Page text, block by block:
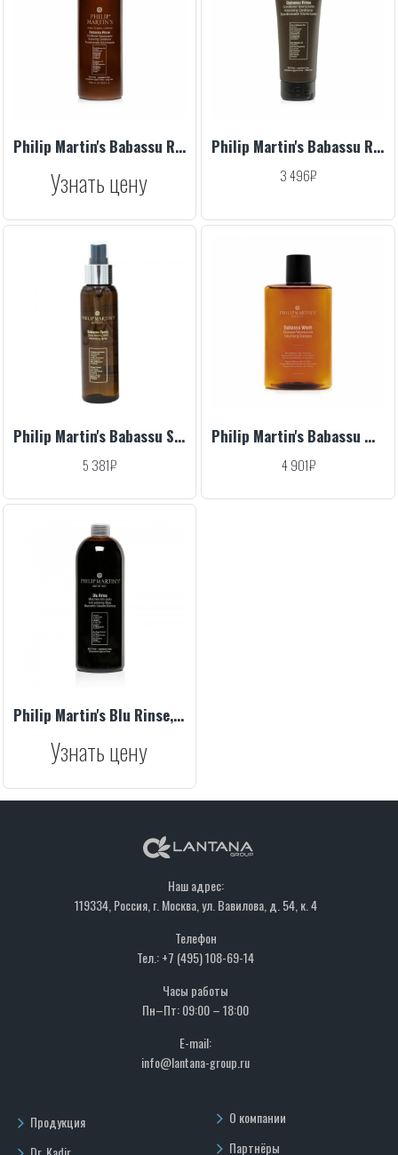
Philip Martin's Babassu Rinse, 1000 ml
Узнать цену
Philip Martin's Babassu Rinse, 200 ml
3 496₽
Philip Martin's Babassu Spray, 100 ml
5 381₽
Philip Martin's Babassu Wash, 320 ml
4 901₽
Philip Martin's Blu Rinse, 1000 ml
Узнать цену
Наш адрес:
119334, Россия, г. Москва, ул. Вавилова, д. 54, к. 4
Телефон
Тел.: +7 (495) 108-69-14
Часы работы
Пн–Пт: 09:00 – 18:00
E-mail:
info@lantana-group.ru
Продукция
О компании
Партнёры